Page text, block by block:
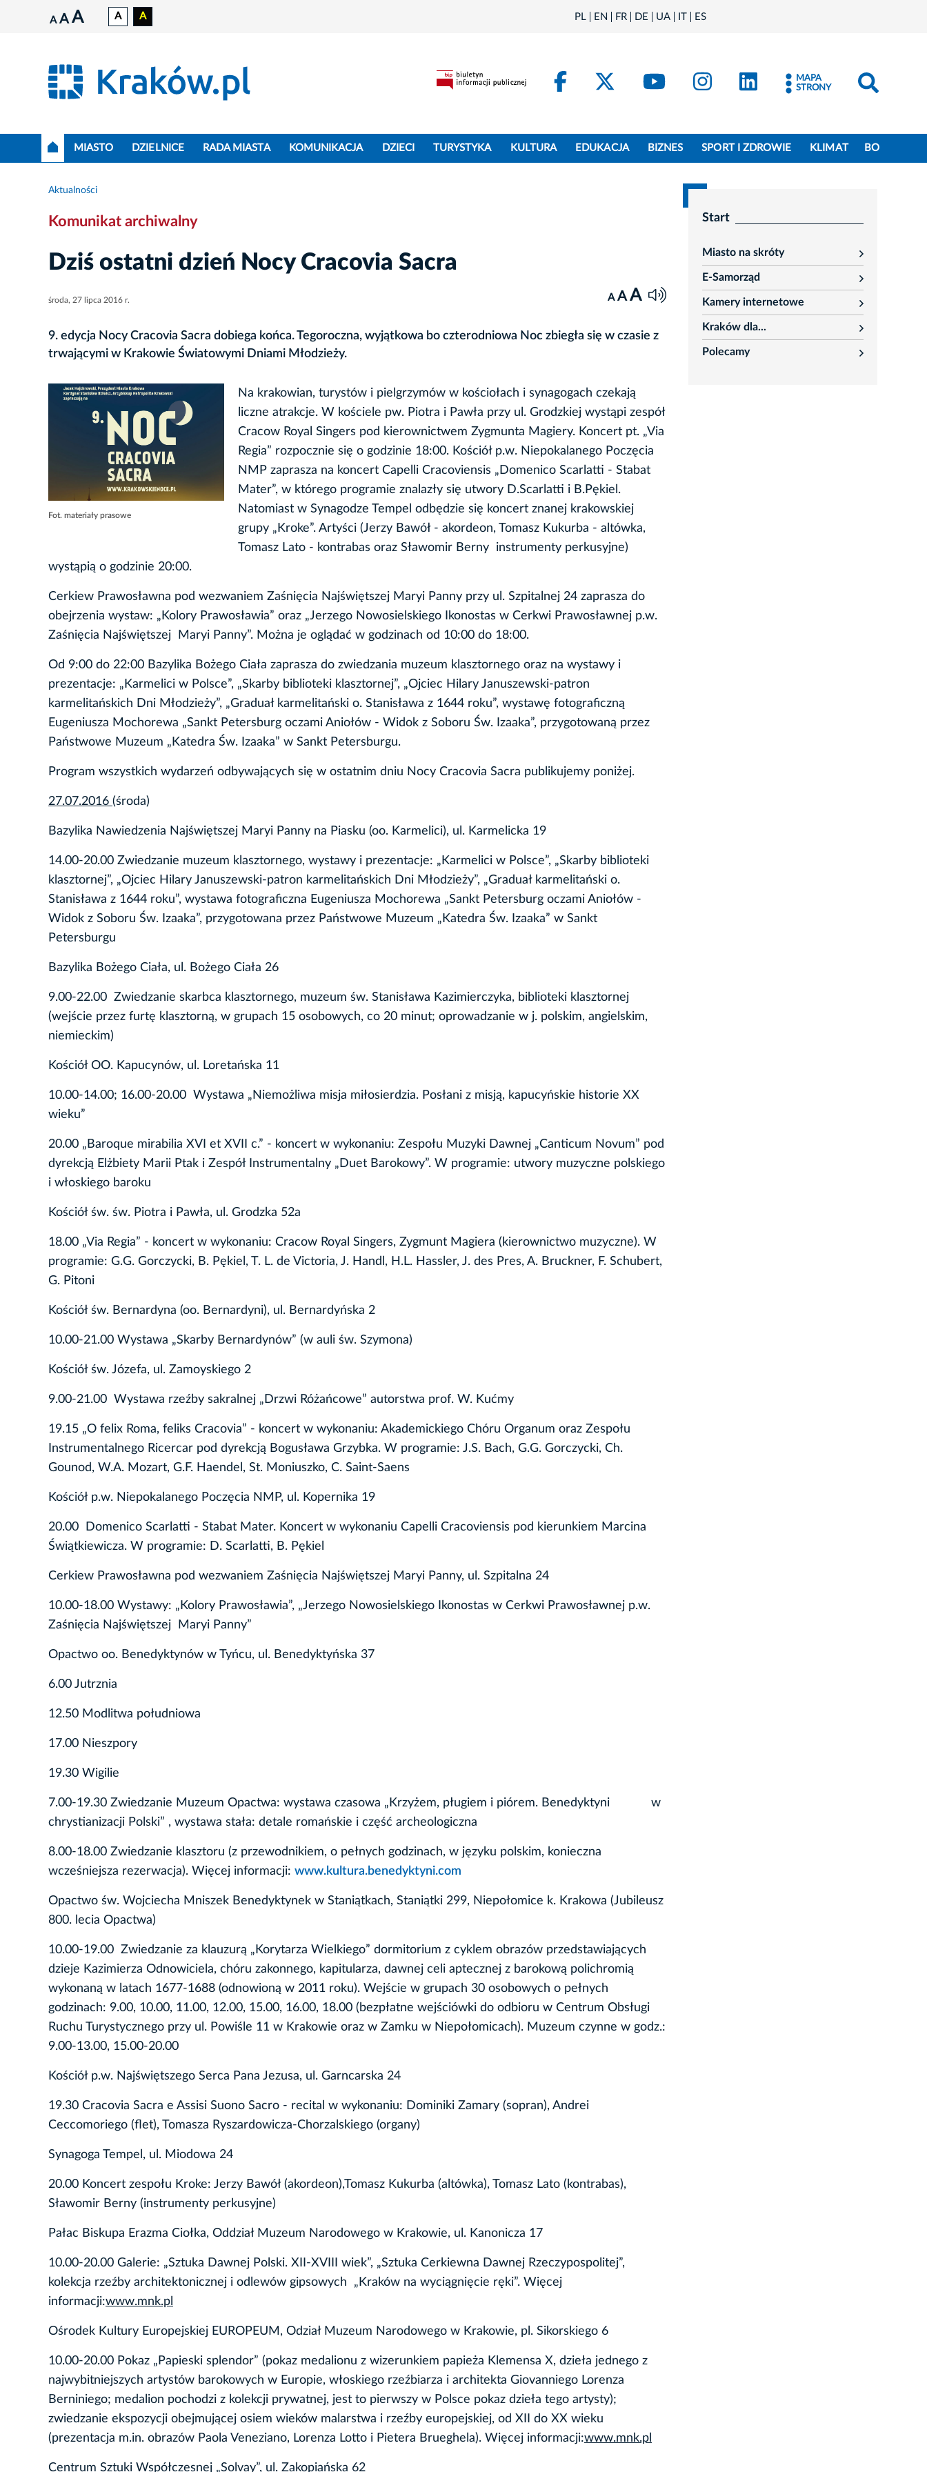
A A A A A PL EN FR DE UA IT ES
FacebookKraków - X
Kraków - YouTube
Kraków - Instagram
Kraków - LinkedIn
MAPA
STRONY
MIASTO DZIELNICE RADA MIASTA KOMUNIKACJA DZIECI TURYSTYKA KULTURA EDUKACJA BIZNES SPORT I ZDROWIE KLIMAT BO
Aktualności
Komunikat archiwalny
Dziś ostatni dzień Nocy Cracovia Sacra
środa, 27 lipca 2016 r. A A A
9. edycja Nocy Cracovia Sacra dobiega końca. Tegoroczna, wyjątkowa bo czterodniowa Noc zbiegła się w czasie z
trwającymi w Krakowie Światowymi Dniami Młodzieży.
Fot. materiały prasowe
Na krakowian, turystów i pielgrzymów w kościołach i synagogach czekają
liczne atrakcje. W kościele pw. Piotra i Pawła przy ul. Grodzkiej wystąpi zespół
Cracow Royal Singers pod kierownictwem Zygmunta Magiery. Koncert pt. „Via
Regia” rozpocznie się o godzinie 18:00. Kościół p.w. Niepokalanego Poczęcia
NMP zaprasza na koncert Capelli Cracoviensis „Domenico Scarlatti - Stabat
Mater”, w którego programie znalazły się utwory D.Scarlatti i B.Pękiel.
Natomiast w Synagodze Tempel odbędzie się koncert znanej krakowskiej
grupy „Kroke”. Artyści (Jerzy Bawół - akordeon, Tomasz Kukurba - altówka,
Tomasz Lato - kontrabas oraz Sławomir Berny instrumenty perkusyjne)
wystąpią o godzinie 20:00.
Cerkiew Prawosławna pod wezwaniem Zaśnięcia Najświętszej Maryi Panny przy ul. Szpitalnej 24 zaprasza do
obejrzenia wystaw: „Kolory Prawosławia” oraz „Jerzego Nowosielskiego Ikonostas w Cerkwi Prawosławnej p.w.
Zaśnięcia Najświętszej Maryi Panny”. Można je oglądać w godzinach od 10:00 do 18:00.
Od 9:00 do 22:00 Bazylika Bożego Ciała zaprasza do zwiedzania muzeum klasztornego oraz na wystawy i
prezentacje: „Karmelici w Polsce”, „Skarby biblioteki klasztornej”, „Ojciec Hilary Januszewski-patron
karmelitańskich Dni Młodzieży”, „Graduał karmelitański o. Stanisława z 1644 roku”, wystawę fotograficzną
Eugeniusza Mochorewa „Sankt Petersburg oczami Aniołów - Widok z Soboru Św. Izaaka”, przygotowaną przez
Państwowe Muzeum „Katedra Św. Izaaka” w Sankt Petersburgu.
Program wszystkich wydarzeń odbywających się w ostatnim dniu Nocy Cracovia Sacra publikujemy poniżej.
27.07.2016 (środa)
Bazylika Nawiedzenia Najświętszej Maryi Panny na Piasku (oo. Karmelici), ul. Karmelicka 19
14.00-20.00 Zwiedzanie muzeum klasztornego, wystawy i prezentacje: „Karmelici w Polsce”, „Skarby biblioteki
klasztornej”, „Ojciec Hilary Januszewski-patron karmelitańskich Dni Młodzieży”, „Graduał karmelitański o.
Stanisława z 1644 roku”, wystawa fotograficzna Eugeniusza Mochorewa „Sankt Petersburg oczami Aniołów -
Widok z Soboru Św. Izaaka”, przygotowana przez Państwowe Muzeum „Katedra Św. Izaaka” w Sankt
Petersburgu
Bazylika Bożego Ciała, ul. Bożego Ciała 26
9.00-22.00 Zwiedzanie skarbca klasztornego, muzeum św. Stanisława Kazimierczyka, biblioteki klasztornej
(wejście przez furtę klasztorną, w grupach 15 osobowych, co 20 minut; oprowadzanie w j. polskim, angielskim,
niemieckim)
Kościół OO. Kapucynów, ul. Loretańska 11
10.00-14.00; 16.00-20.00 Wystawa „Niemożliwa misja miłosierdzia. Posłani z misją, kapucyńskie historie XX
wieku”
20.00 „Baroque mirabilia XVI et XVII c.” - koncert w wykonaniu: Zespołu Muzyki Dawnej „Canticum Novum” pod
dyrekcją Elżbiety Marii Ptak i Zespół Instrumentalny „Duet Barokowy”. W programie: utwory muzyczne polskiego
i włoskiego baroku
Kościół św. św. Piotra i Pawła, ul. Grodzka 52a
18.00 „Via Regia” - koncert w wykonaniu: Cracow Royal Singers, Zygmunt Magiera (kierownictwo muzyczne). W
programie: G.G. Gorczycki, B. Pękiel, T. L. de Victoria, J. Handl, H.L. Hassler, J. des Pres, A. Bruckner, F. Schubert,
G. Pitoni
Kościół św. Bernardyna (oo. Bernardyni), ul. Bernardyńska 2
10.00-21.00 Wystawa „Skarby Bernardynów” (w auli św. Szymona)
Kościół św. Józefa, ul. Zamoyskiego 2
9.00-21.00 Wystawa rzeźby sakralnej „Drzwi Różańcowe” autorstwa prof. W. Kućmy
19.15 „O felix Roma, feliks Cracovia” - koncert w wykonaniu: Akademickiego Chóru Organum oraz Zespołu
Instrumentalnego Ricercar pod dyrekcją Bogusława Grzybka. W programie: J.S. Bach, G.G. Gorczycki, Ch.
Gounod, W.A. Mozart, G.F. Haendel, St. Moniuszko, C. Saint-Saens
Kościół p.w. Niepokalanego Poczęcia NMP, ul. Kopernika 19
20.00 Domenico Scarlatti - Stabat Mater. Koncert w wykonaniu Capelli Cracoviensis pod kierunkiem Marcina
Świątkiewicza. W programie: D. Scarlatti, B. Pękiel
Cerkiew Prawosławna pod wezwaniem Zaśnięcia Najświętszej Maryi Panny, ul. Szpitalna 24
10.00-18.00 Wystawy: „Kolory Prawosławia”, „Jerzego Nowosielskiego Ikonostas w Cerkwi Prawosławnej p.w.
Zaśnięcia Najświętszej Maryi Panny”
Opactwo oo. Benedyktynów w Tyńcu, ul. Benedyktyńska 37
6.00 Jutrznia
12.50 Modlitwa południowa
17.00 Nieszpory
19.30 Wigilie
7.00-19.30 Zwiedzanie Muzeum Opactwa: wystawa czasowa „Krzyżem, pługiem i piórem. Benedyktyni w
chrystianizacji Polski” , wystawa stała: detale romańskie i część archeologiczna
8.00-18.00 Zwiedzanie klasztoru (z przewodnikiem, o pełnych godzinach, w języku polskim, konieczna
wcześniejsza rezerwacja). Więcej informacji: www.kultura.benedyktyni.com
Opactwo św. Wojciecha Mniszek Benedyktynek w Staniątkach, Staniątki 299, Niepołomice k. Krakowa (Jubileusz
800. lecia Opactwa)
10.00-19.00 Zwiedzanie za klauzurą „Korytarza Wielkiego” dormitorium z cyklem obrazów przedstawiających
dzieje Kazimierza Odnowiciela, chóru zakonnego, kapitularza, dawnej celi aptecznej z barokową polichromią
wykonaną w latach 1677-1688 (odnowioną w 2011 roku). Wejście w grupach 30 osobowych o pełnych
godzinach: 9.00, 10.00, 11.00, 12.00, 15.00, 16.00, 18.00 (bezpłatne wejściówki do odbioru w Centrum Obsługi
Ruchu Turystycznego przy ul. Powiśle 11 w Krakowie oraz w Zamku w Niepołomicach). Muzeum czynne w godz.:
9.00-13.00, 15.00-20.00
Kościół p.w. Najświętszego Serca Pana Jezusa, ul. Garncarska 24
19.30 Cracovia Sacra e Assisi Suono Sacro - recital w wykonaniu: Dominiki Zamary (sopran), Andrei
Ceccomoriego (flet), Tomasza Ryszardowicza-Chorzalskiego (organy)
Synagoga Tempel, ul. Miodowa 24
20.00 Koncert zespołu Kroke: Jerzy Bawół (akordeon),Tomasz Kukurba (altówka), Tomasz Lato (kontrabas),
Sławomir Berny (instrumenty perkusyjne)
Pałac Biskupa Erazma Ciołka, Oddział Muzeum Narodowego w Krakowie, ul. Kanonicza 17
10.00-20.00 Galerie: „Sztuka Dawnej Polski. XII-XVIII wiek”, „Sztuka Cerkiewna Dawnej Rzeczypospolitej”,
kolekcja rzeźby architektonicznej i odlewów gipsowych „Kraków na wyciągnięcie ręki”. Więcej
informacji:www.mnk.pl
Ośrodek Kultury Europejskiej EUROPEUM, Odział Muzeum Narodowego w Krakowie, pl. Sikorskiego 6
10.00-20.00 Pokaz „Papieski splendor” (pokaz medalionu z wizerunkiem papieża Klemensa X, dzieła jednego z
najwybitniejszych artystów barokowych w Europie, włoskiego rzeźbiarza i architekta Giovanniego Lorenza
Berniniego; medalion pochodzi z kolekcji prywatnej, jest to pierwszy w Polsce pokaz dzieła tego artysty);
zwiedzanie ekspozycji obejmującej osiem wieków malarstwa i rzeźby europejskiej, od XII do XX wieku
(prezentacja m.in. obrazów Paola Veneziano, Lorenza Lotto i Pietera Brueghela). Więcej informacji:www.mnk.pl
Centrum Sztuki Współczesnej „Solvay”, ul. Zakopiańska 62
Start
Miasto na skróty
rozwiń
E-Samorząd
rozwiń
Kamery internetowe
rozwiń
Kraków dla...
rozwiń
Polecamy
rozwiń